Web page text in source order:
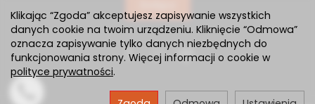
Klikając “Zgoda” akceptujesz zapisywanie wszystkich
danych cookie na twoim urządzeniu. Kliknięcie “Odmowa”
oznacza zapisywanie tylko danych niezbędnych do
funkcjonowania strony. Więcej informacji o cookie w
polityce prywatności.